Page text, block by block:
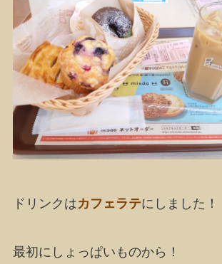
ドリンクはカフェラテにしました！
最初にしょっぱいものから！